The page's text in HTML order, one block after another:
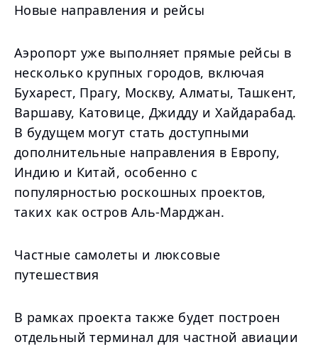
Новые направления и рейсы
Аэропорт уже выполняет прямые рейсы в
несколько крупных городов, включая
Бухарест, Прагу, Москву, Алматы, Ташкент,
Варшаву, Катовице, Джидду и Хайдарабад.
В будущем могут стать доступными
дополнительные направления в Европу,
Индию и Китай, особенно с
популярностью роскошных проектов,
таких как остров Аль-Марджан.
Частные самолеты и люксовые
путешествия
В рамках проекта также будет построен
отдельный терминал для частной авиации